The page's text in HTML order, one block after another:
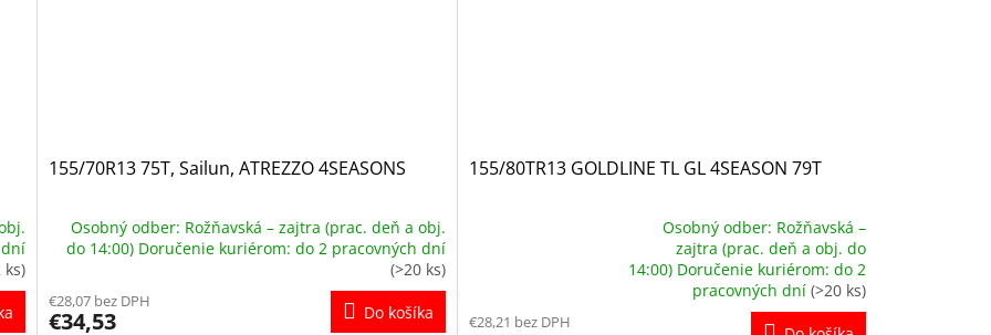
ks)
155/70R13 75T, Sailun, ATREZZO 4SEASONS
Osobný odber: Rožňavská – zajtra (prac. deň a obj.
do 14:00) Doručenie kuriérom: do 2 pracovných dní
(>20 ks)
€28,07 bez DPH
€34,53 Do košíka
155/80TR13 GOLDLINE TL GL 4SEASON 79T
je
Osobný odber: Rožňavská –
zajtra (prac. deň a obj. do
14:00) Doručenie kuriérom: do 2
pracovných dní (>20 ks)
€28,21 bez DPH